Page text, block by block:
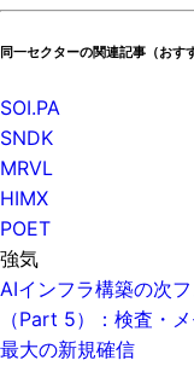
同一セクターの関連記事（おす
SOI.PA
SNDK
MRVL
HIMX
POET
強気
AIインフラ構築の次
（Part 5）：検査・
最大の新規確信